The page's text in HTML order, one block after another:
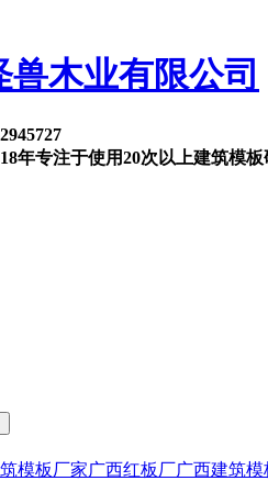
18年专注于使用20次以上建筑模
模板厂家广西红板厂广西建筑模